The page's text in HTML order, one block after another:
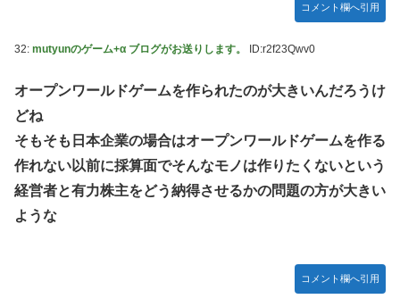
コメント欄へ引用
32: mutyunのゲーム+α ブログがお送りします。 ID:r2f23Qwv0
オープンワールドゲームを作られたのが大きいんだろうけ
どね
そもそも日本企業の場合はオープンワールドゲームを作る
作れない以前に採算面でそんなモノは作りたくないという
経営者と有力株主をどう納得させるかの問題の方が大きい
ような
コメント欄へ引用